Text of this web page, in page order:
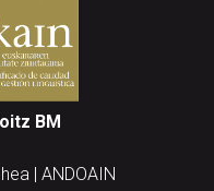
BM
| ANDOAIN